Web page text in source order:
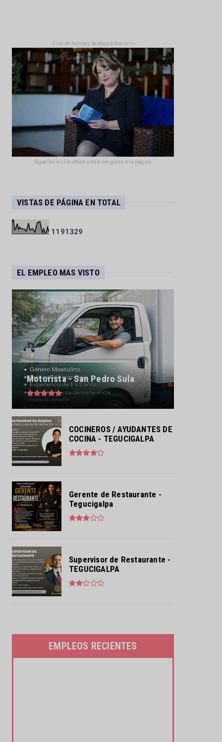
- Club de lectores de Mayra Navarro -
Síguenos en Facebook y dale me gusta a la página
VISTAS DE PÁGINA EN TOTAL
1 1 91 329
EL EMPLEO MAS VISTO
Motorista - San Pedro Sula
COCINEROS / AYUDANTES DE
COCINA - TEGUCIGALPA
Gerente de Restaurante -
Tegucigalpa
Supervisor de Restaurante -
TEGUCIGALPA
EMPLEOS RECIENTES